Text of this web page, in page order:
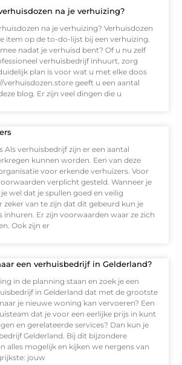
na je verhuizing?
na je verhuizing? Verhuisdozen
item op de to-do-lijst bij een verhuizing.
nadat je verhuisd bent? Of u nu zelf
verhuisbedrijf inhuurt, zorg
plan is voor wat u met elke doos
geeft u een aantal
blog. Er zijn veel dingen die u
Als verhuisbedrijf zijn er een aantal
kunnen worden. Een van deze
voor erkende verhuizers. Voor
verplicht gesteld. Wanneer je
wel dat je spullen goed en veilig
zeker van te zijn dat dit gebeurd kun je
inhuren. Er zijn voorwaarden waar ze zich
Ook zijn er
een verhuisbedrijf in Gelderland?
in de planning staan en zoek je een
in Gelderland dat met de grootste
je nieuwe woning kan vervoeren? Een
dat je voor een eerlijke prijs in kunt
en gerelateerde services? Dan kun je
Gelderland. Bij dit bijzondere
alles mogelijk en kijken we nergens van
jouw